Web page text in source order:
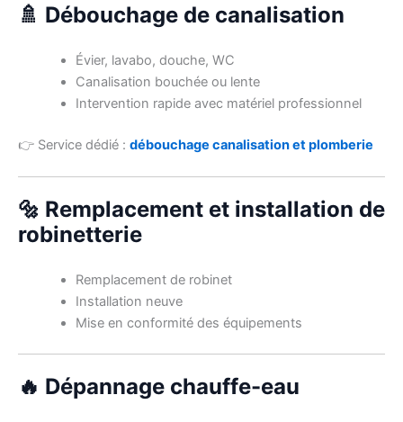
🚿 Débouchage de canalisation
Évier, lavabo, douche, WC
Canalisation bouchée ou lente
Intervention rapide avec matériel professionnel
👉 Service dédié : débouchage canalisation et plomberie
🔩 Remplacement et installation de
robinetterie
Remplacement de robinet
Installation neuve
Mise en conformité des équipements
🔥 Dépannage chauffe-eau